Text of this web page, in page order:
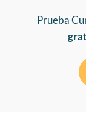
Prueba